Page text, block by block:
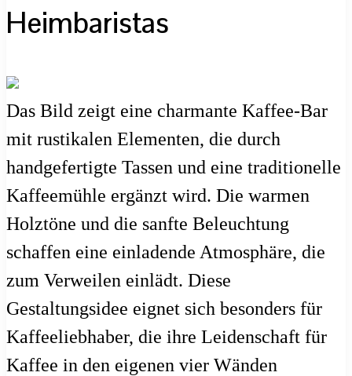
Heimbaristas
Das Bild zeigt eine charmante Kaffee-Bar
mit rustikalen Elementen, die durch
handgefertigte Tassen und eine traditionelle
Kaffeemühle ergänzt wird. Die warmen
Holztöne und die sanfte Beleuchtung
schaffen eine einladende Atmosphäre, die
zum Verweilen einlädt. Diese
Gestaltungsidee eignet sich besonders für
Kaffeeliebhaber, die ihre Leidenschaft für
Kaffee in den eigenen vier Wänden